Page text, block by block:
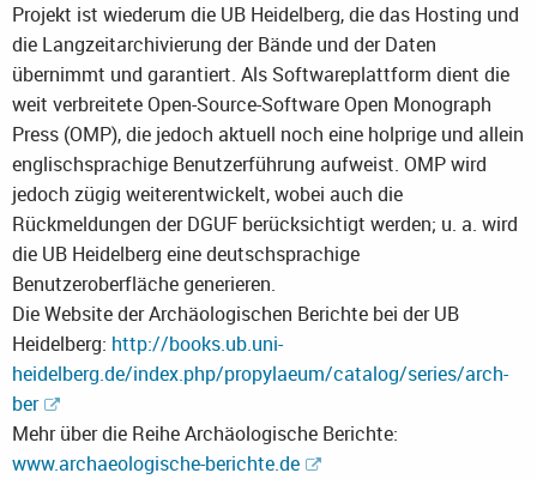
Projekt ist wiederum die UB Heidelberg, die das Hosting und
die Langzeitarchivierung der Bände und der Daten
übernimmt und garantiert. Als Softwareplattform dient die
weit verbreitete Open-Source-Software Open Monograph
Press (OMP), die jedoch aktuell noch eine holprige und allein
englischsprachige Benutzerführung aufweist. OMP wird
jedoch zügig weiterentwickelt, wobei auch die
Rückmeldungen der DGUF berücksichtigt werden; u. a. wird
die UB Heidelberg eine deutschsprachige
Benutzeroberfläche generieren.
Die Website der Archäologischen Berichte bei der UB
Heidelberg: http://books.ub.uni-
heidelberg.de/index.php/propylaeum/catalog/series/arch-
ber
Mehr über die Reihe Archäologische Berichte:
www.archaeologische-berichte.de